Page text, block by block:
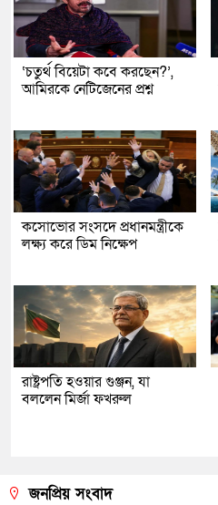
‘চতুর্থ বিয়েটা কবে করছেন?’,
আমিরকে নেটিজেনের প্রশ্ন
কসোভোর সংসদে প্রধানমন্ত্রীকে
লক্ষ্য করে ডিম নিক্ষেপ
রাষ্ট্রপতি হওয়ার গুঞ্জন, যা
বললেন মির্জা ফখরুল
জনপ্রিয় সংবাদ